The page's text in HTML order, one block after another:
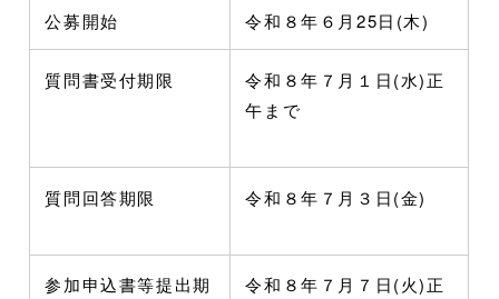
公募開始 令和８年６月25日(木)
質問書受付期限
令和８年７月１日(水)正
午まで
質問回答期限 令和８年７月３日(金)
参加申込書等提出期
令和８年７月７日(火)正